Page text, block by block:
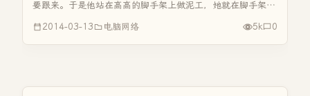
要跟来。于是他站在高高的脚手架上做泥工，她就在脚手架下
给他和工友们煮饭。 很少的一点伙食费，她尽力打理出可口
2014-03-13 电脑网络 5k 0